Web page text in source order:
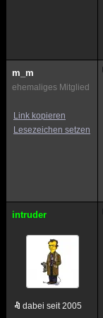
m_m
ehemaliges Mitglied
Link kopieren
Lesezeichen setzen
intruder
dabei seit 2005